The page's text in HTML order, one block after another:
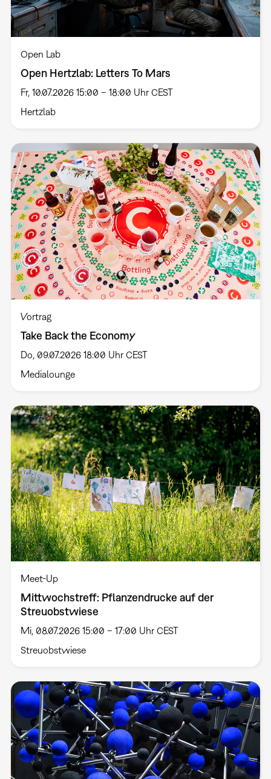
Open Lab
Open Hertzlab: Letters To Mars
Fr, 10.07.2026 15:00 – 18:00 Uhr CEST
Hertzlab
Vortrag
Take Back the Economy
Do, 09.07.2026 18:00 Uhr CEST
Medialounge
Meet-Up
Mittwochstreff: Pflanzendrucke auf der
Streuobstwiese
Mi, 08.07.2026 15:00 – 17:00 Uhr CEST
Streuobstwiese